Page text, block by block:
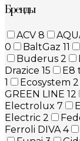
Бренды
ACV 8
0
BaltGaz 11
Buderus 2
Drazice 15 E8
1
Ecosystem 2
GREEN LINE 12
Electrolux 7
Electric 2
Ferroli DIVA4